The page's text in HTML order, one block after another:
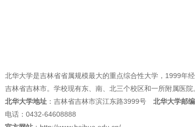
北华大学是吉林省省属规模最大的重点综合性大学，1999年
吉林省吉林市。学校现有东、南、北三个校区和一所附属医院
北华大学地址 ：吉林省吉林市滨江东路3999号 北华大学邮编
电话：0432-64608888